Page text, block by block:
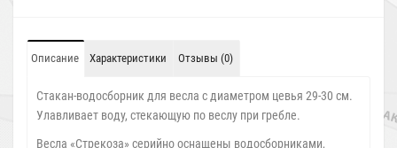
Описание Характеристики Отзывы (0)
Стакан-водосборник для весла с диаметром цевья 29-30 см.
Улавливает воду, стекающую по веслу при гребле.
Весла «Стрекоза» серийно оснащены водосборниками,